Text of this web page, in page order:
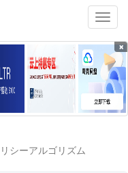
×
シーアルゴリズム